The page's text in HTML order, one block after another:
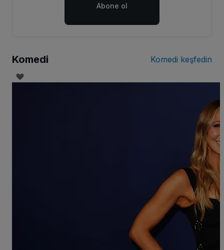
Abone ol
Komedi Komedi keşfedin